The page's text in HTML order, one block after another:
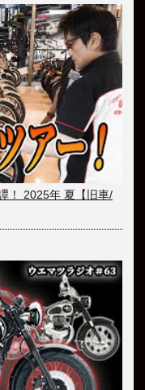
！ 2025年 夏【旧車/